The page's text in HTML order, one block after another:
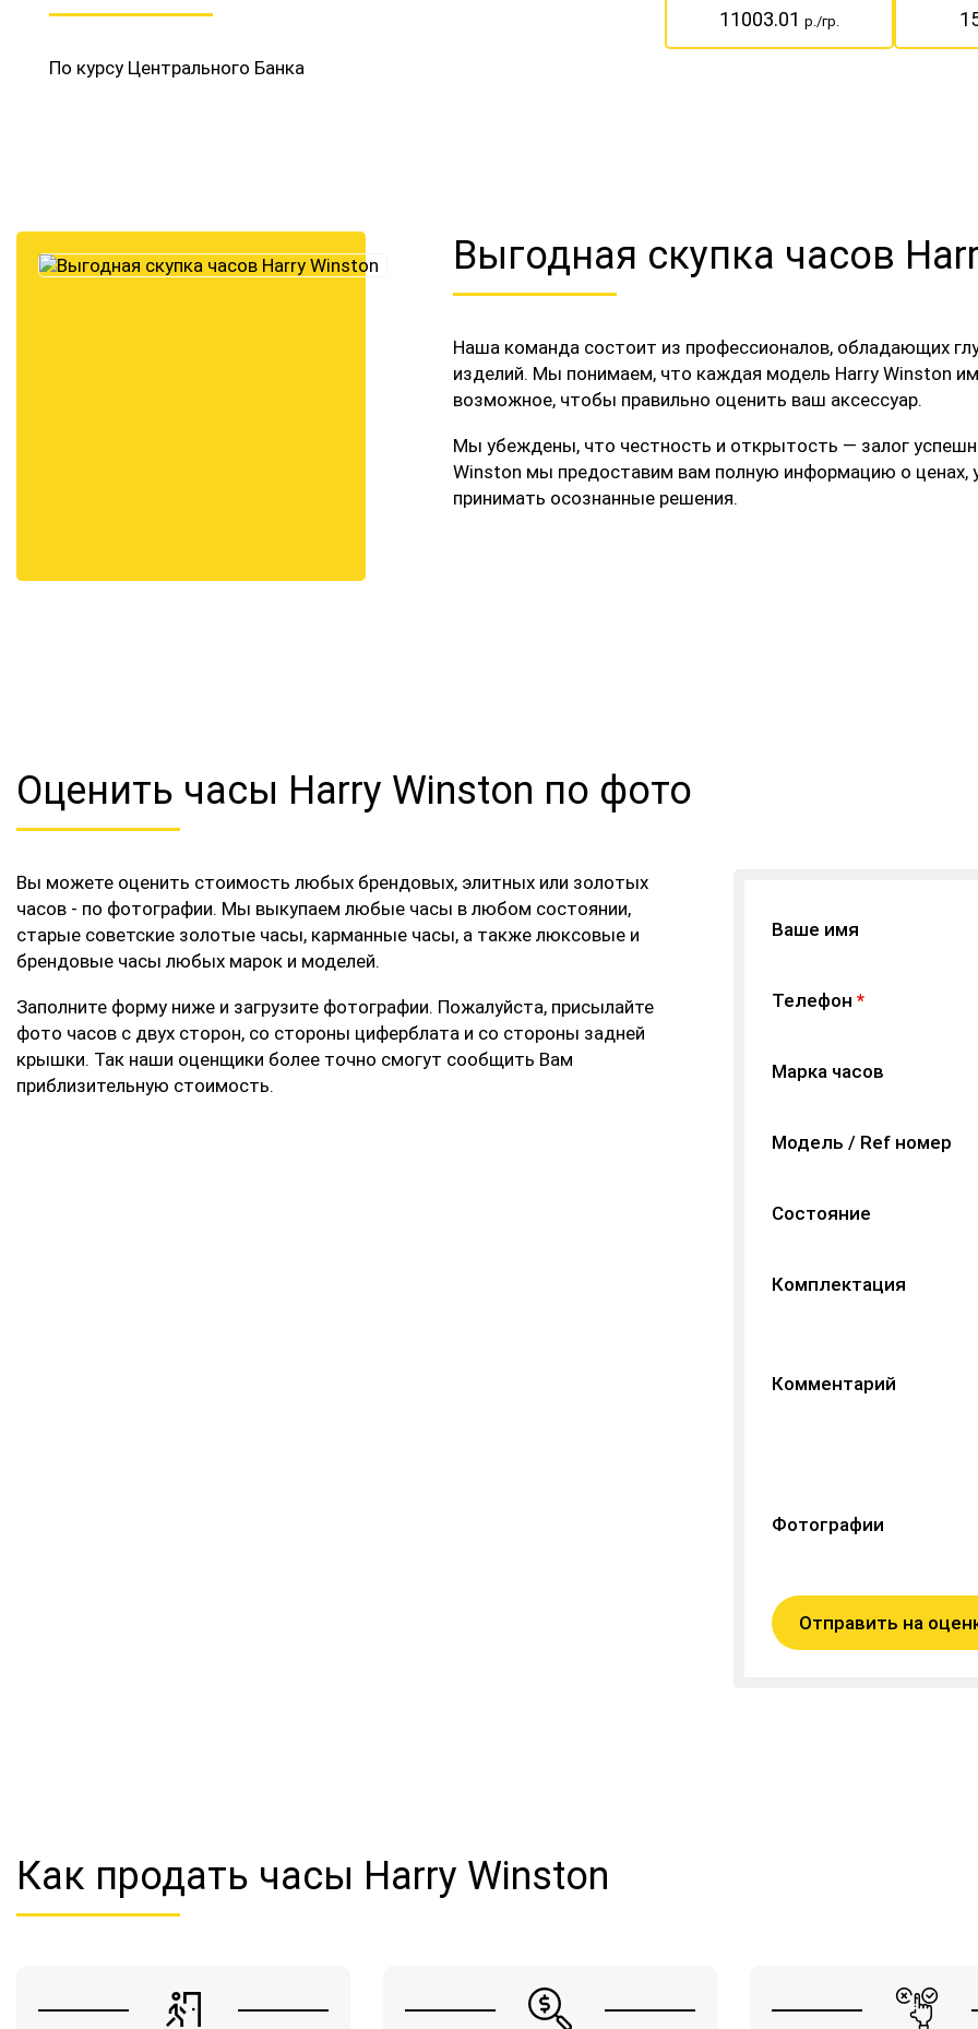
По курсу Центрального Банка
11003.01р./гр.
Выгодная скупка часов
Наша команда состоит из профессионалов, обладающих
изделий. Мы понимаем, что каждая модель Harry Winston
возможное, чтобы правильно оценить ваш аксессуар.
Мы убеждены, что честность и открытость — залог
Winston мы предоставим вам полную информацию о ценах,
принимать осознанные решения.
Оценить часы Harry Winston по фото
Вы можете оценить стоимость любых брендовых, элитных или золотых
часов - по фотографии. Мы выкупаем любые часы в любом состоянии,
старые советские золотые часы, карманные часы, а также люксовые и
брендовые часы любых марок и моделей.
Заполните форму ниже и загрузите фотографии. Пожалуйста, присылайте
фото часов с двух сторон, со стороны циферблата и со стороны задней
крышки. Так наши оценщики более точно смогут сообщить Вам
приблизительную стоимость.
Ваше имя
Телефон *
Марка часов
Модель / Ref номер
Состояние
Комплектация
Комментарий
Фотографии
Отправить на
Как продать часы Harry Winston